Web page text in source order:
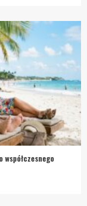
współczesnego